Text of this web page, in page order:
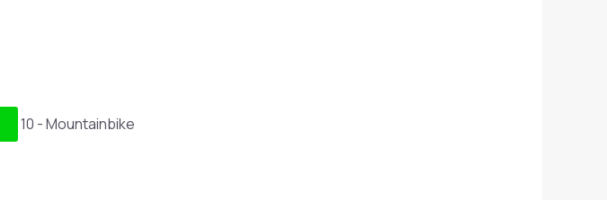
10 - Mountainbike